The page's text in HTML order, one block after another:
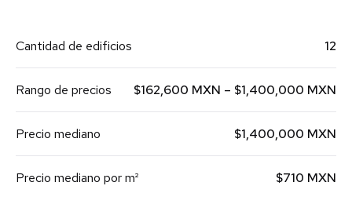
Cantidad de edificios 12
Rango de precios $162,600 MXN – $1,400,000 MXN
Precio mediano $1,400,000 MXN
Precio mediano por m² $710 MXN